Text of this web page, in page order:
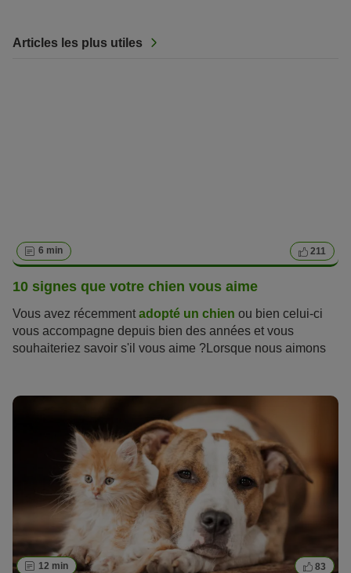
Articles les plus utiles
6 min 211
10 signes que votre chien vous aime
Vous avez récemment adopté un chien ou bien celui-ci
vous accompagne depuis bien des années et vous
souhaiteriez savoir s'il vous aime ?Lorsque nous aimons
voulions pouvoir lire les signes par lesquels nos amis
canins nous montrent qu'ils nous aiment. Mais
ont des moyens différents des nôtres de montrer leur
, et ils ne peuvent pas exprimer « je t'aime » avec
des mots. Mais ils trouvent d'autres façons de nous
montrer à quel point ils nous aiment, et il est plus facile
que vous ne le pensez de reconnaître ces signes. La
capacité de comprendre le langage de nos chiens bien-
aimés sommeille en chacun de nous.
12 min 83